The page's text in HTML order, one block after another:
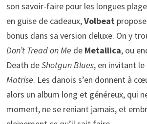
son savoir-faire pour les longues
en guise de cadeaux,Volbeat
bonus dans sa version deluxe. On y
Don’t Tread on Me de Metallica, ou
Death deShotgun Blues, en invitant
Matrise. Les danois s’en donnent à
alors un album long et généreux, qui
moment, ne se reniant jamais, et